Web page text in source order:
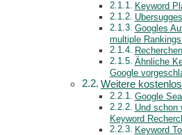
Keyword
Googles
multiple
Ähnliche
Google
Weitere
Google
Und schon
Keyword
Keyword